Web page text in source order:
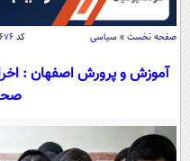
صفحه نخست » سیاسی کد
آموزش و پرورش اصفهان :